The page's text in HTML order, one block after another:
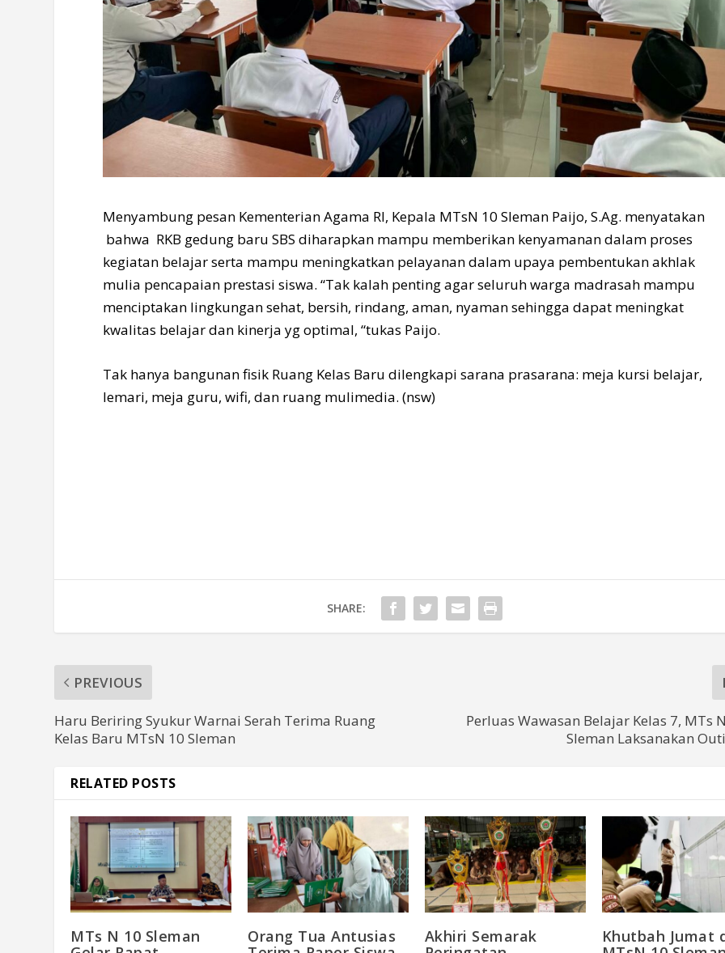
Menyambung pesan Kementerian Agama RI, Kepala MTsN 10 Sleman Paijo, S.Ag. menyatakan
bahwa RKB gedung baru SBS diharapkan mampu memberikan kenyamanan dalam proses
kegiatan belajar serta mampu meningkatkan pelayanan dalam upaya pembentukan akhlak
mulia pencapaian prestasi siswa. “Tak kalah penting agar seluruh warga madrasah mampu
menciptakan lingkungan sehat, bersih, rindang, aman, nyaman sehingga dapat meningkat
kwalitas belajar dan kinerja yg optimal, “tukas Paijo.
Tak hanya bangunan fisik Ruang Kelas Baru dilengkapi sarana prasarana: meja kursi belajar,
lemari, meja guru, wifi, dan ruang mulimedia. (nsw)
SHARE:
PREVIOUS
Haru Beriring Syukur Warnai Serah Terima Ruang
Kelas Baru MTsN 10 Sleman
Perluas Wawasan Belajar Kelas 7, MTs
Sleman Laksanakan
RELATED POSTS
MTs N 10 Sleman
Orang Tua Antusias
Akhiri Semarak
Khutbah Jumat